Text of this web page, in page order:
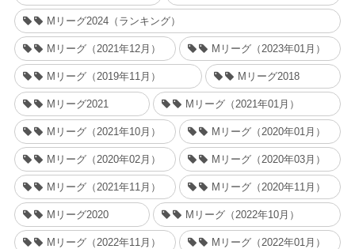
Mリーグ2024（ランキング）
Mリーグ（2021年12月） Mリーグ（2023年01月）
Mリーグ（2019年11月） Mリーグ2018
Mリーグ2021 Mリーグ（2021年01月）
Mリーグ（2021年10月） Mリーグ（2020年01月）
Mリーグ（2020年02月） Mリーグ（2020年03月）
Mリーグ（2021年11月） Mリーグ（2020年11月）
Mリーグ2020 Mリーグ（2022年10月）
Mリーグ（2022年11月） Mリーグ（2022年01月）